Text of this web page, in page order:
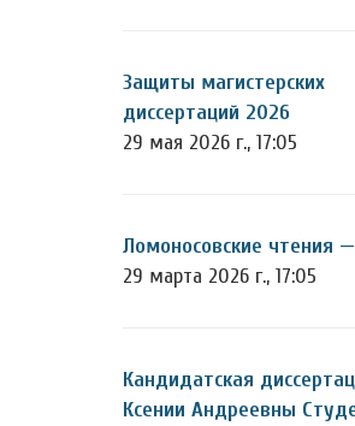
Защиты магистерских
диссертаций 2026
29 мая 2026 г., 17:05
Ломоносовские чтения
29 марта 2026 г., 17:05
Кандидатская
Ксении Андреевны